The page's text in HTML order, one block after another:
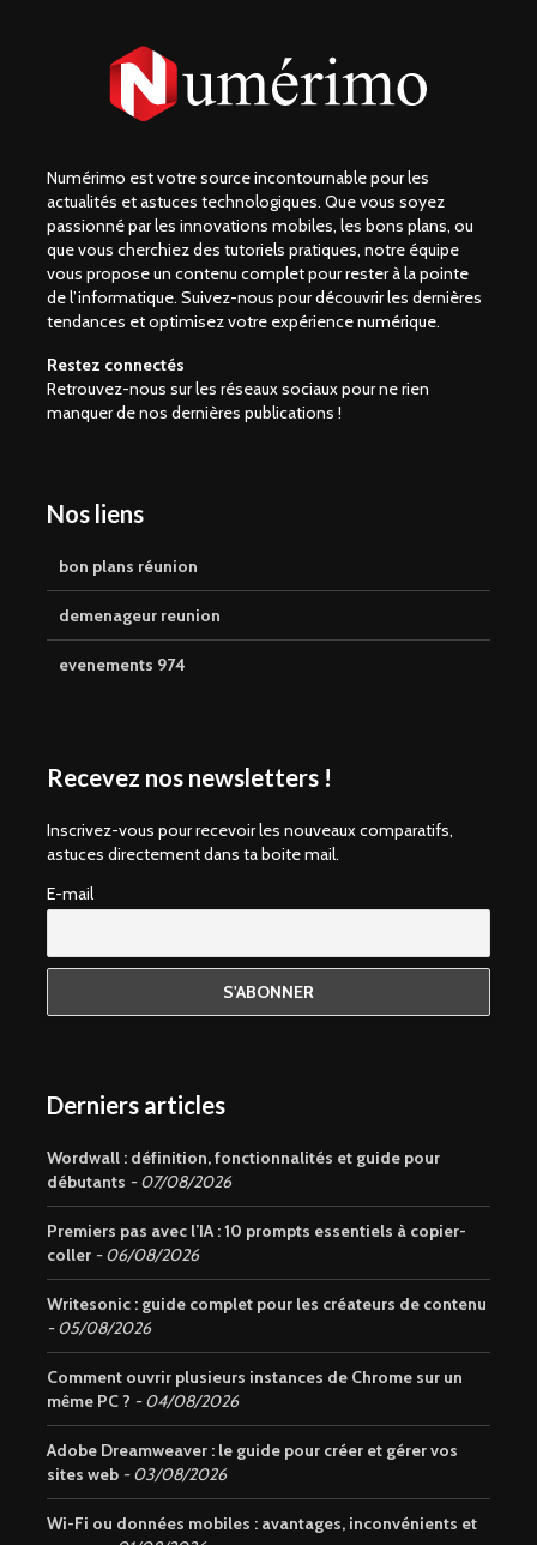
Numérimo est votre source incontournable pour les
actualités et astuces technologiques. Que vous soyez
passionné par les innovations mobiles, les bons plans, ou
que vous cherchiez des tutoriels pratiques, notre équipe
vous propose un contenu complet pour rester à la pointe
de l’informatique. Suivez-nous pour découvrir les dernières
tendances et optimisez votre expérience numérique.
Restez connectés
Retrouvez-nous sur les réseaux sociaux pour ne rien
manquer de nos dernières publications !
Nos liens
bon plans réunion
demenageur reunion
evenements 974
Recevez nos newsletters !
Inscrivez-vous pour recevoir les nouveaux comparatifs,
astuces directement dans ta boite mail.
E-mail
Derniers articles
Wordwall : définition, fonctionnalités et guide pour
débutants
07/08/2026
Premiers pas avec l’IA : 10 prompts essentiels à copier-
coller
06/08/2026
Writesonic : guide complet pour les créateurs de contenu
05/08/2026
Comment ouvrir plusieurs instances de Chrome sur un
même PC ?
04/08/2026
Adobe Dreamweaver : le guide pour créer et gérer vos
sites web
03/08/2026
Wi-Fi ou données mobiles : avantages, inconvénients et